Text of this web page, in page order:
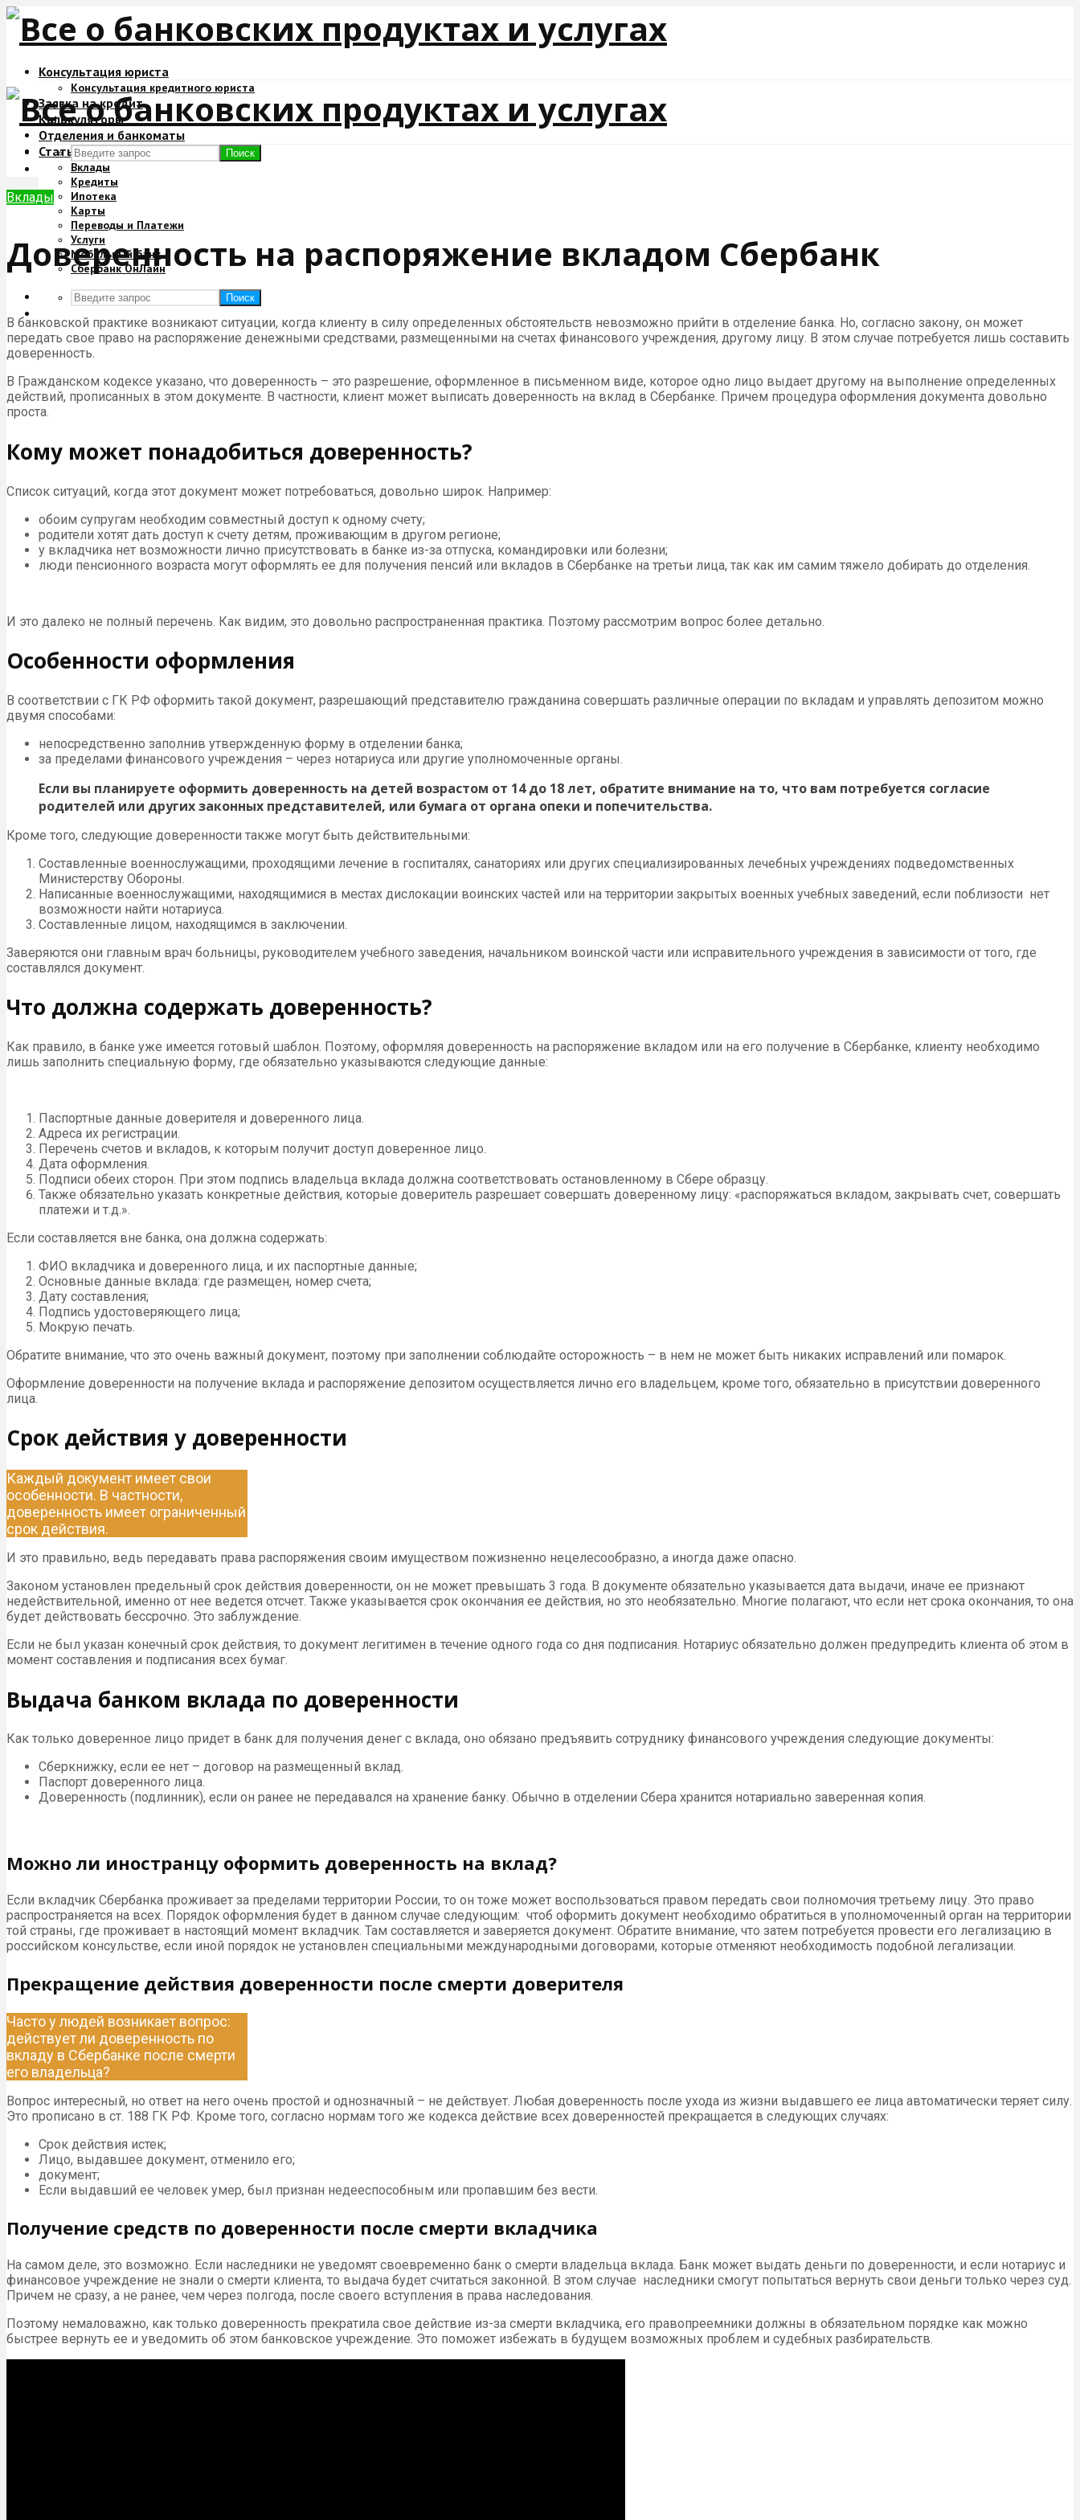
Консультация юриста
Консультация кредитного юриста
Заявка на кредит
Калькуляторы
Отделения и банкоматы
Статьи
Вклады
Кредиты
Ипотека
Карты
Переводы и Платежи
Услуги
Мобильный банк
Сбербанк ОнЛайн
Поиск
Поиск
Вклады
Доверенность на распоряжение вкладом Сбербанк
В банковской практике возникают ситуации, когда клиенту в силу определенных обстоятельств невозможно прийти в отделение банка. Но, согласно закону, он может
передать свое право на распоряжение денежными средствами, размещенными на счетах финансового учреждения, другому лицу. В этом случае потребуется лишь составить
доверенность.
В Гражданском кодексе указано, что доверенность – это разрешение, оформленное в письменном виде, которое одно лицо выдает другому на выполнение определенных
действий, прописанных в этом документе. В частности, клиент может выписать доверенность на вклад в Сбербанке. Причем процедура оформления документа довольно
проста.
Кому может понадобиться доверенность?
Список ситуаций, когда этот документ может потребоваться, довольно широк. Например:
обоим супругам необходим совместный доступ к одному счету;
родители хотят дать доступ к счету детям, проживающим в другом регионе;
у вкладчика нет возможности лично присутствовать в банке из-за отпуска, командировки или болезни;
люди пенсионного возраста могут оформлять ее для получения пенсий или вкладов в Сбербанке на третьи лица, так как им самим тяжело добирать до отделения.
И это далеко не полный перечень. Как видим, это довольно распространенная практика. Поэтому рассмотрим вопрос более детально.
Особенности оформления
В соответствии с ГК РФ оформить такой документ, разрешающий представителю гражданина совершать различные операции по вкладам и управлять депозитом можно
двумя способами:
непосредственно заполнив утвержденную форму в отделении банка;
за пределами финансового учреждения – через нотариуса или другие уполномоченные органы.
Если вы планируете оформить доверенность на детей возрастом от 14 до 18 лет, обратите внимание на то, что вам потребуется согласие
родителей или других законных представителей, или бумага от органа опеки и попечительства.
Кроме того, следующие доверенности также могут быть действительными:
Составленные военнослужащими, проходящими лечение в госпиталях, санаториях или других специализированных лечебных учреждениях подведомственных
Министерству Обороны.
Написанные военнослужащими, находящимися в местах дислокации воинских частей или на территории закрытых военных учебных заведений, если поблизости нет
возможности найти нотариуса.
Составленные лицом, находящимся в заключении.
Заверяются они главным врач больницы, руководителем учебного заведения, начальником воинской части или исправительного учреждения в зависимости от того, где
составлялся документ.
Что должна содержать доверенность?
Как правило, в банке уже имеется готовый шаблон. Поэтому, оформляя доверенность на распоряжение вкладом или на его получение в Сбербанке, клиенту необходимо
лишь заполнить специальную форму, где обязательно указываются следующие данные:
Паспортные данные доверителя и доверенного лица.
Адреса их регистрации.
Перечень счетов и вкладов, к которым получит доступ доверенное лицо.
Дата оформления.
Подписи обеих сторон. При этом подпись владельца вклада должна соответствовать остановленному в Сбере образцу.
Также обязательно указать конкретные действия, которые доверитель разрешает совершать доверенному лицу: «распоряжаться вкладом, закрывать счет, совершать
платежи и т.д.».
Если составляется вне банка, она должна содержать:
ФИО вкладчика и доверенного лица, и их паспортные данные;
Основные данные вклада: где размещен, номер счета;
Дату составления;
Подпись удостоверяющего лица;
Мокрую печать.
Обратите внимание, что это очень важный документ, поэтому при заполнении соблюдайте осторожность – в нем не может быть никаких исправлений или помарок.
Оформление доверенности на получение вклада и распоряжение депозитом осуществляется лично его владельцем, кроме того, обязательно в присутствии доверенного
лица.
Срок действия у доверенности
Каждый документ имеет свои
особенности. В частности,
доверенность имеет ограниченный
срок действия.
И это правильно, ведь передавать права распоряжения своим имуществом пожизненно нецелесообразно, а иногда даже опасно.
Законом установлен предельный срок действия доверенности, он не может превышать 3 года. В документе обязательно указывается дата выдачи, иначе ее признают
недействительной, именно от нее ведется отсчет. Также указывается срок окончания ее действия, но это необязательно. Многие полагают, что если нет срока окончания, то она
будет действовать бессрочно. Это заблуждение.
Если не был указан конечный срок действия, то документ легитимен в течение одного года со дня подписания. Нотариус обязательно должен предупредить клиента об этом в
момент составления и подписания всех бумаг.
Выдача банком вклада по доверенности
Как только доверенное лицо придет в банк для получения денег с вклада, оно обязано предъявить сотруднику финансового учреждения следующие документы:
Сберкнижку, если ее нет – договор на размещенный вклад.
Паспорт доверенного лица.
Доверенность (подлинник), если он ранее не передавался на хранение банку. Обычно в отделении Сбера хранится нотариально заверенная копия.
Можно ли иностранцу оформить доверенность на вклад?
Если вкладчик Сбербанка проживает за пределами территории России, то он тоже может воспользоваться правом передать свои полномочия третьему лицу. Это право
распространяется на всех. Порядок оформления будет в данном случае следующим: чтоб оформить документ необходимо обратиться в уполномоченный орган на территории
той страны, где проживает в настоящий момент вкладчик. Там составляется и заверяется документ. Обратите внимание, что затем потребуется провести его легализацию в
российском консульстве, если иной порядок не установлен специальными международными договорами, которые отменяют необходимость подобной легализации.
Прекращение действия доверенности после смерти доверителя
Часто у людей возникает вопрос:
действует ли доверенность по
вкладу в Сбербанке после смерти
его владельца?
Вопрос интересный, но ответ на него очень простой и однозначный – не действует. Любая доверенность после ухода из жизни выдавшего ее лица автоматически теряет силу.
Это прописано в ст. 188 ГК РФ. Кроме того, согласно нормам того же кодекса действие всех доверенностей прекращается в следующих случаях:
Срок действия истек;
Лицо, выдавшее документ, отменило его;
документ;
Если выдавший ее человек умер, был признан недееспособным или пропавшим без вести.
Получение средств по доверенности после смерти вкладчика
На самом деле, это возможно. Если наследники не уведомят своевременно банк о смерти владельца вклада. Банк может выдать деньги по доверенности, и если нотариус и
финансовое учреждение не знали о смерти клиента, то выдача будет считаться законной. В этом случае наследники смогут попытаться вернуть свои деньги только через суд.
Причем не сразу, а не ранее, чем через полгода, после своего вступления в права наследования.
Поэтому немаловажно, как только доверенность прекратила свое действие из-за смерти вкладчика, его правопреемники должны в обязательном порядке как можно
быстрее вернуть ее и уведомить об этом банковское учреждение. Это поможет избежать в будущем возможных проблем и судебных разбирательств.